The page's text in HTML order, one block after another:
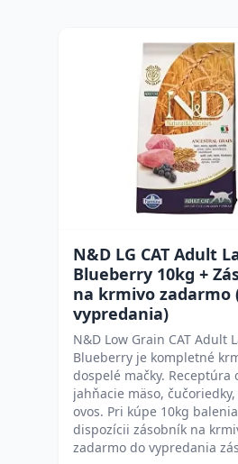
N&D LG CAT Adult
Blueberry 10kg +
na krmivo zadarmo
vypredania)
N&D Low Grain CAT Adult
Blueberry je kompletné
dospelé mačky. Receptúra
jahňacie mäso,
ovos. Pri kúpe 10kg
dispozícii zásobník na
zadarmo do vypredania